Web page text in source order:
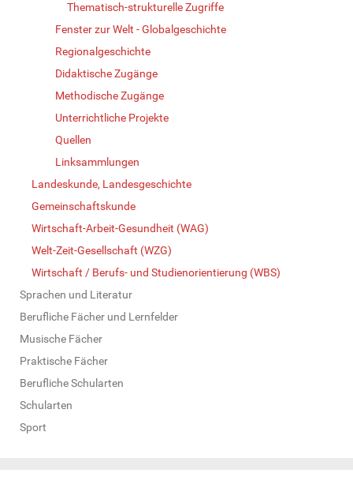
Thematisch-strukturelle Zugriffe
Fenster zur Welt - Globalgeschichte
Regionalgeschichte
Didaktische Zugänge
Methodische Zugänge
Unterrichtliche Projekte
Quellen
Linksammlungen
Landeskunde, Landesgeschichte
Gemeinschaftskunde
Wirtschaft-Arbeit-Gesundheit (WAG)
Welt-Zeit-Gesellschaft (WZG)
Wirtschaft / Berufs- und Studienorientierung (WBS)
Sprachen und Literatur
Berufliche Fächer und Lernfelder
Musische Fächer
Praktische Fächer
Berufliche Schularten
Schularten
Sport